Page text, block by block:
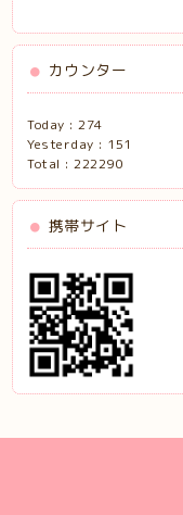
カウンター
Today :274
Yesterday : 151
Total :222290
携帯サイト